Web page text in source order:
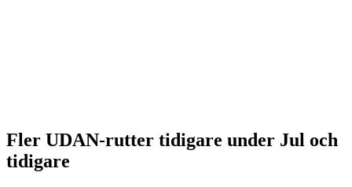
Fler UDAN-rutter tidigare under Jul och
tidigare